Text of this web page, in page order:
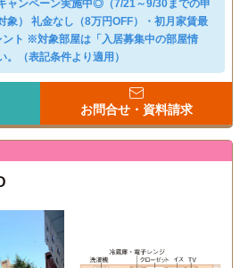
ャンペーン実施中◎（7/21～9/30までの申
象） 礼金なし（8万円OFF）・初月家賃最
ト ※対象部屋は「入居募集中の部屋情
。（表記条件より適用）
お問合せ・資料請求